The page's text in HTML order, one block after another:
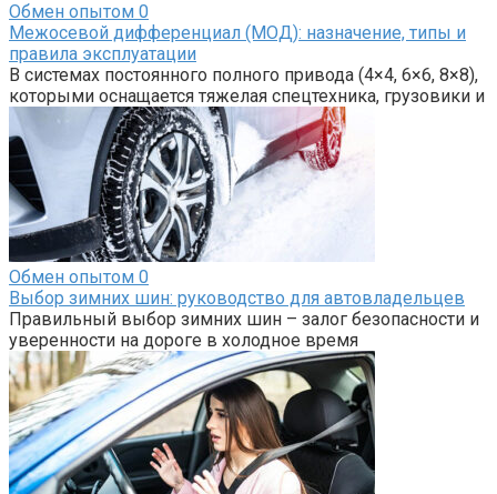
Обмен опытом 0
Межосевой дифференциал (МОД): назначение, типы и
правила эксплуатации
В системах постоянного полного привода (4×4, 6×6, 8×8),
которыми оснащается тяжелая спецтехника, грузовики и
Обмен опытом 0
Выбор зимних шин: руководство для автовладельцев
Правильный выбор зимних шин – залог безопасности и
уверенности на дороге в холодное время